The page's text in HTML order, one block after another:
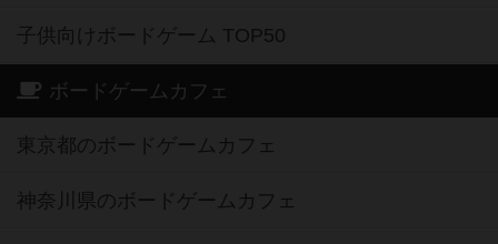
子供向けボードゲーム TOP50
ボードゲームカフェ
東京都のボードゲームカフェ
神奈川県のボードゲームカフェ